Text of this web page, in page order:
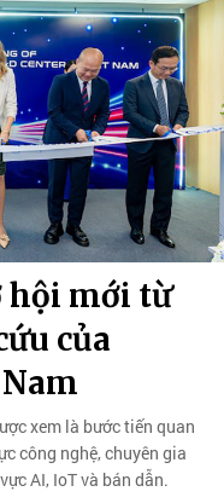
hội mới từ
của
xem là bước tiến quan
công nghệ, chuyên gia
AI, IoT và bán dẫn.